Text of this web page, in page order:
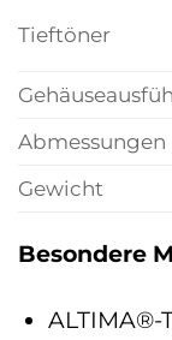
Tieftöner
Abmessungen
Gewicht
Besondere
ALTIMA®-